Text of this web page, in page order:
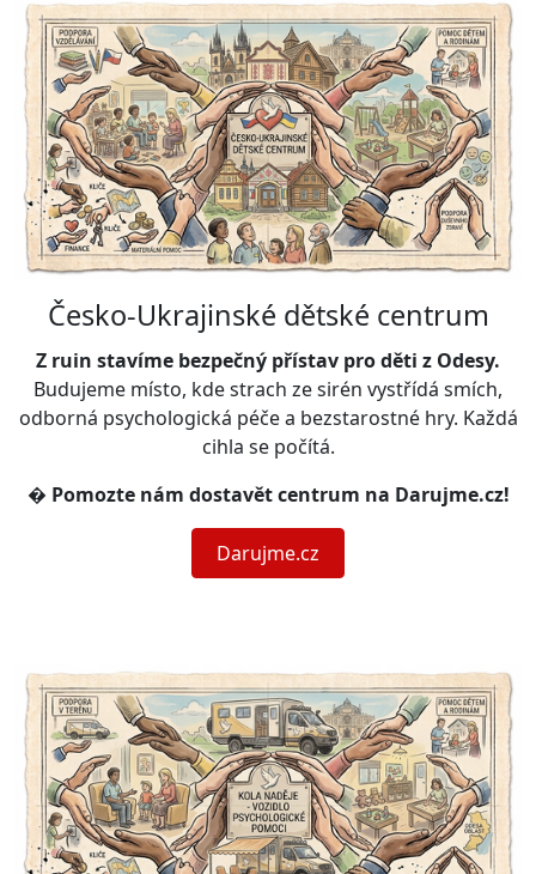
Česko-Ukrajinské dětské centrum
Z ruin stavíme bezpečný přístav pro děti z Odesy.
Budujeme místo, kde strach ze sirén vystřídá smích,
odborná psychologická péče a bezstarostné hry. Každá
cihla se počítá.
�️ Pomozte nám dostavět centrum na Darujme.cz!
Darujme.cz